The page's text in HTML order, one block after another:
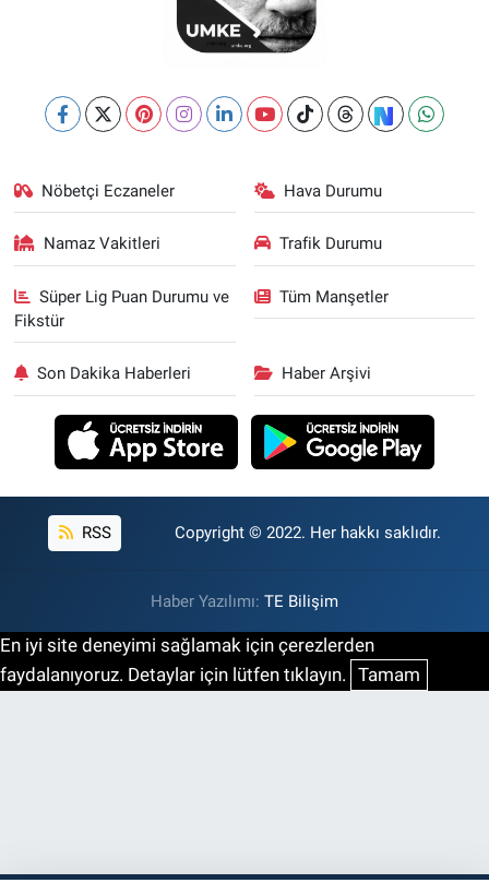
Nöbetçi Eczaneler Hava Durumu
Namaz Vakitleri Trafik Durumu
Süper Lig Puan Durumu ve
Fikstür
Tüm Manşetler
Son Dakika Haberleri Haber Arşivi
RSS Copyright © 2022. Her hakkı saklıdır.
Haber Yazılımı: TE Bilişim
En iyi site deneyimi sağlamak için çerezlerden
faydalanıyoruz. Detaylar için lütfen tıklayın. Tamam